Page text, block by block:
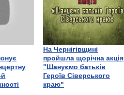
На Чернігівщині
пройшла щорічна акція
"Шануємо батьків
Героїв Сіверського
краю"